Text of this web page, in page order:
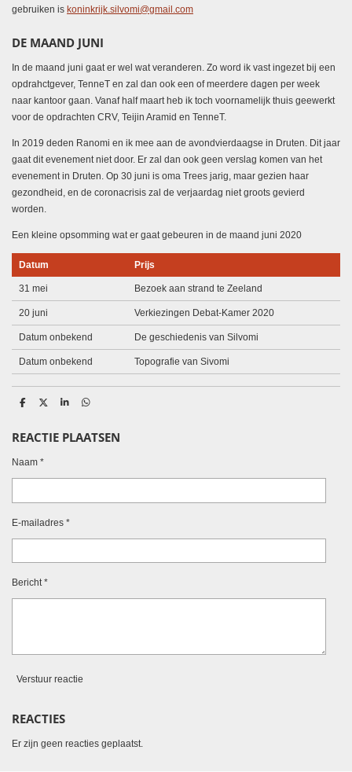
gebruiken is koninkrijk.silvomi@gmail.com
DE MAAND JUNI
In de maand juni gaat er wel wat veranderen. Zo word ik vast ingezet bij een
opdrahctgever, TenneT en zal dan ook een of meerdere dagen per week
naar kantoor gaan. Vanaf half maart heb ik toch voornamelijk thuis geewerkt
voor de opdrachten CRV, Teijin Aramid en TenneT.
In 2019 deden Ranomi en ik mee aan de avondvierdaagse in Druten. Dit jaar
gaat dit evenement niet door. Er zal dan ook geen verslag komen van het
evenement in Druten. Op 30 juni is oma Trees jarig, maar gezien haar
gezondheid, en de coronacrisis zal de verjaardag niet groots gevierd
worden.
Een kleine opsomming wat er gaat gebeuren in de maand juni 2020
Datum Prijs
31 mei Bezoek aan strand te Zeeland
20 juni Verkiezingen Debat-Kamer 2020
Datum onbekend De geschiedenis van Silvomi
Datum onbekend Topografie van Sivomi
D
e
n
D
l
S
r
e
D
e
n
REACTIE PLAATSEN
Naam *
E-mailadres *
Bericht *
Verstuur reactie
REACTIES
Er zijn geen reacties geplaatst.